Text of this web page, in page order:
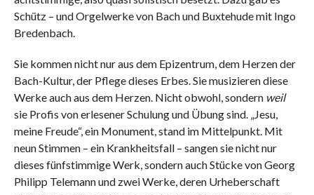
Schütz – und Orgelwerke von Bach und Buxtehude mit Ingo
Bredenbach.
Sie kommen nicht nur aus dem Epizentrum, dem Herzen der
Bach-Kultur, der Pflege dieses Erbes. Sie musizieren diese
Werke auch aus dem Herzen. Nicht obwohl, sondern weil
sie Profis von erlesener Schulung und Übung sind. „Jesu,
meine Freude“, ein Monument, stand im Mittelpunkt. Mit
neun Stimmen – ein Krankheitsfall – sangen sie nicht nur
dieses fünfstimmige Werk, sondern auch Stücke von Georg
Philipp Telemann und zwei Werke, deren Urheberschaft